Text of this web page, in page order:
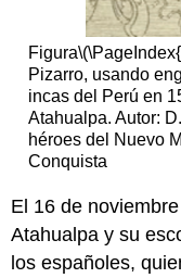
Figura
Pizarro, usando
incas del Perú en
Atahualpa. Autor:
héroes del Nuevo
Conquista
El 16 de
Atahualpa y su
los españoles,